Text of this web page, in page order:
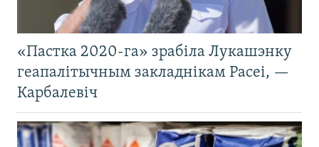
«Пастка 2020-га» зрабіла Лукашэнку
геапалітычным закладнікам Расеі, —
Карбалевіч